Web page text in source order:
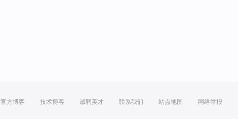
官方博客 技术博客 诚聘英才 联系我们 站点地图 网络举报